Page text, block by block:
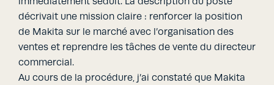
décrivait une mission claire : renforcer la position
de Makita sur le marché avec l’organisation des
ventes et reprendre les tâches de vente du directeur
commercial.
Au cours de la procédure, j’ai constaté que Makita